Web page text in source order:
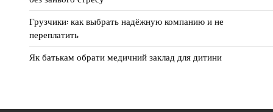
Грузчики: как выбрать надёжную компанию и не
переплатить
Як батькам обрати медичний заклад для дитини